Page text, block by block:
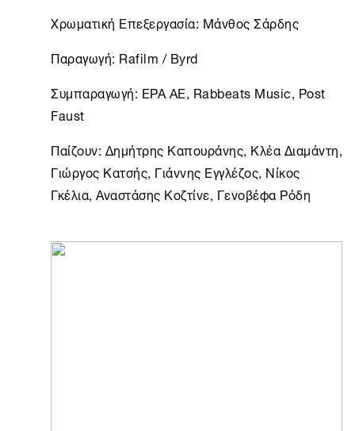
Χρωματική Επεξεργασία: Μάνθος Σάρδης
Παραγωγή: Rafilm / Byrd
Συμπαραγωγή: ΕΡΑ ΑΕ, Rabbeats Music, Post
Faust
Παίζουν: Δημήτρης Καπουράνης, Κλέα Διαμάντη,
Γιώργος Κατσής, Γιάννης Εγγλέζος, Νίκος
Γκέλια, Αναστάσης Κοζτίνε, Γενοβέφα Ρόδη